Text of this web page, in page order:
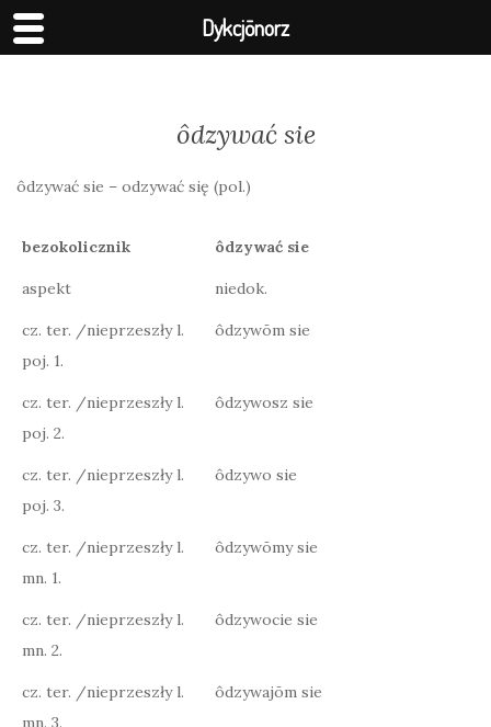
ôdzywać sie
ôdzywać sie – odzywać się (pol.)
bezokolicznik ôdzywać sie
aspekt niedok.
cz. ter. /nieprzeszły l.
poj. 1.
ôdzywōm sie
cz. ter. /nieprzeszły l.
poj. 2.
ôdzywosz sie
cz. ter. /nieprzeszły l.
poj. 3.
ôdzywo sie
cz. ter. /nieprzeszły l.
mn. 1.
ôdzywōmy sie
cz. ter. /nieprzeszły l.
mn. 2.
ôdzywocie sie
cz. ter. /nieprzeszły l.
mn. 3.
ôdzywajōm sie
Dykcjōnorz